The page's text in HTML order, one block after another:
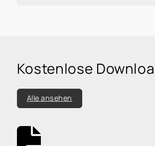
Kostenlose
Alle ansehen